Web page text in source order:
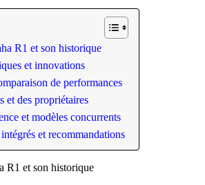
R1 et son historique
et innovations
de performances
et des propriétaires
et modèles concurrents
et recommandations
R1 et son historique